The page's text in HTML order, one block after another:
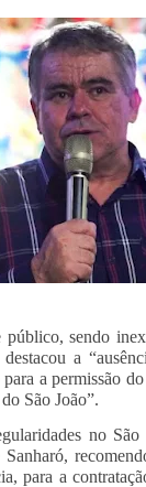
sendo
a
a permissão
São João”.
no
para a